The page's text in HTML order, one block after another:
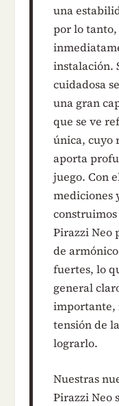
una
por lo
instalación.
cuidadosa
una gran
que se ve
única, cuyo
aporta
juego. Con
mediciones
Pirazzi Neo
de
fuertes, lo
general
importante,
tensión de
lograrlo.
Nuestras
Pirazzi Neo